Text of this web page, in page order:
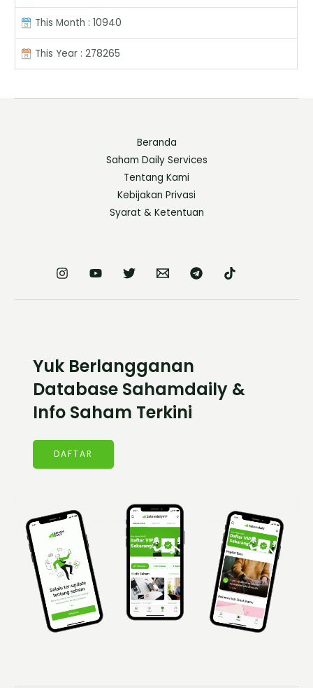
This Month : 10940
This Year : 278265
Beranda
Saham Daily Services
Tentang Kami
Kebijakan Privasi
Syarat & Ketentuan
Yuk Berlangganan
Database Sahamdaily &
Info Saham Terkini
DAFTAR